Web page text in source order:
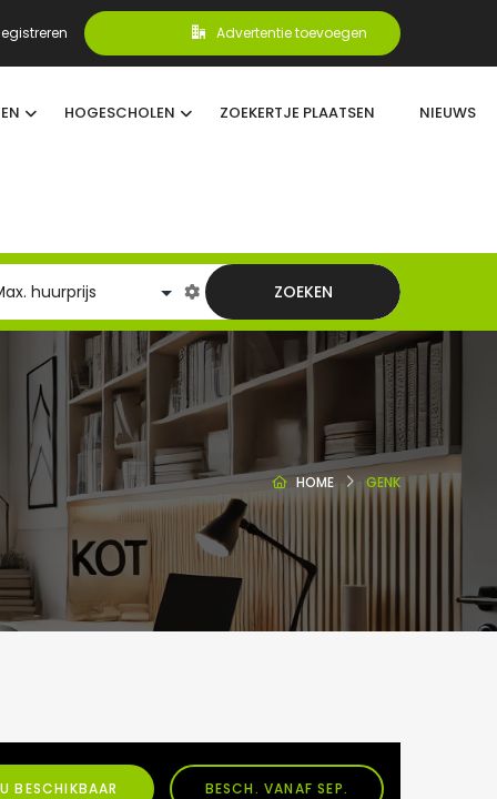
Advertentie toevoegen
HOGESCHOLEN ZOEKERTJE PLAATSEN NIEUWS
ZOEKEN
HOME GENK
BESCHIKBAAR BESCH. VANAF SEP.